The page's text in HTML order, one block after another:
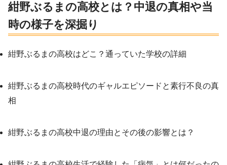
紺野ぶるまの高校とは？中退の真相や当
時の様子を深掘り
紺野ぶるまの高校はどこ？通っていた学校の詳細
紺野ぶるまの高校時代のギャルエピソードと素行不良の真
相
紺野ぶるまの高校中退の理由とその後の影響とは？